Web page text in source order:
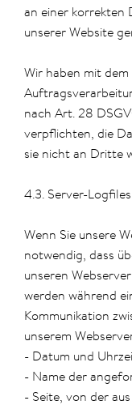
an einer korrekten
unserer Website
Wir haben mit
nach Art. 28
verpflichten, die
sie nicht an Dritte
4.3. Server-Logfiles
Wenn Sie unsere
notwendig, dass
unseren
werden während
Kommunikation
unserem
- Datum und
- Name der
- Seite, von der